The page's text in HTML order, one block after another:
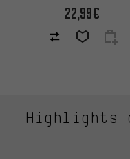
22,99€
Highlights de